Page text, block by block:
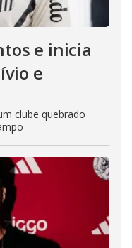
e inicia
e
clube quebrado